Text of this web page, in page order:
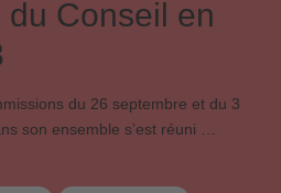
Conseil en
du 26 septembre et du 3
son ensemble s’est réuni …